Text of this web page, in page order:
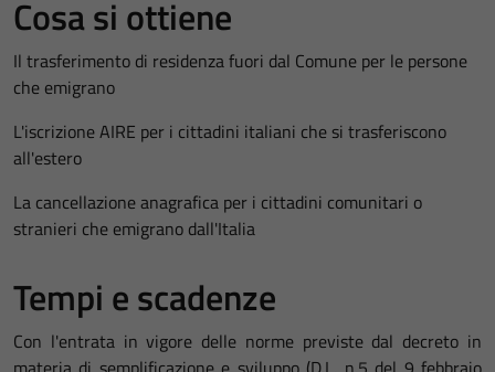
Cosa si ottiene
Il trasferimento di residenza fuori dal Comune per le persone
che emigrano
L'iscrizione AIRE per i cittadini italiani che si trasferiscono
all'estero
La cancellazione anagrafica per i cittadini comunitari o
stranieri che emigrano dall'Italia
Tempi e scadenze
Con l'entrata in vigore delle norme previste dal decreto in